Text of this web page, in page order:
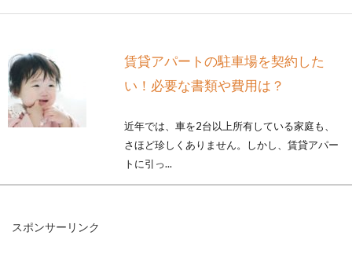
賃貸アパートの駐車場を契約した
い！必要な書類や費用は？
近年では、車を2台以上所有している家庭も、
さほど珍しくありません。しかし、賃貸アパー
トに引っ...
スポンサーリンク